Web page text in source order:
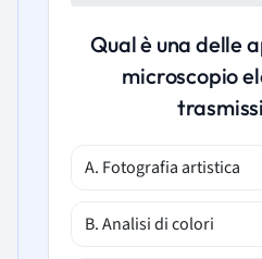
Qual è una delle
microscopio
A. Fotografia artistica
B. Analisi di colori